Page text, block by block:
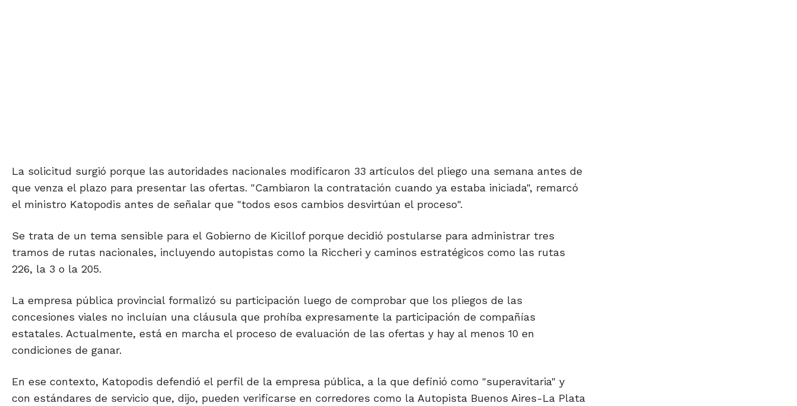
La solicitud surgió porque las autoridades nacionales modificaron 33 artículos del pliego una semana antes de
que venza el plazo para presentar las ofertas. "Cambiaron la contratación cuando ya estaba iniciada", remarcó
el ministro Katopodis antes de señalar que "todos esos cambios desvirtúan el proceso".
Se trata de un tema sensible para el Gobierno de Kicillof porque decidió postularse para administrar tres
tramos de rutas nacionales, incluyendo autopistas como la Riccheri y caminos estratégicos como las rutas
226, la 3 o la 205.
La empresa pública provincial formalizó su participación luego de comprobar que los pliegos de las
concesiones viales no incluían una cláusula que prohíba expresamente la participación de compañías
estatales. Actualmente, está en marcha el proceso de evaluación de las ofertas y hay al menos 10 en
condiciones de ganar.
En ese contexto, Katopodis defendió el perfil de la empresa pública, a la que definió como "superavitaria" y
con estándares de servicio que, dijo, pueden verificarse en corredores como la Autopista Buenos Aires-La Plata